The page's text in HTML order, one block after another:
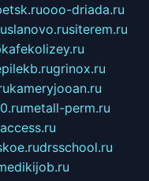
ooo-driada.ru
siterem.ru
kafekolizey.ru
grinox.ru
kameryjooan.ru
metall-perm.ru
drsschool.ru